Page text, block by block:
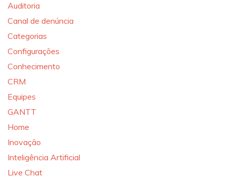
Auditoria
Canal de denúncia
Categorias
Configurações
Conhecimento
CRM
Equipes
GANTT
Home
Inovação
Inteligência Artificial
Live Chat